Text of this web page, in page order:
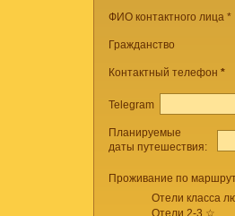
ФИО контактного лица *
Гражданство
Контактный телефон *
Telegram
Планируемые
даты путешествия:
Проживание по
Отели класса
Отели 2-3 ☆